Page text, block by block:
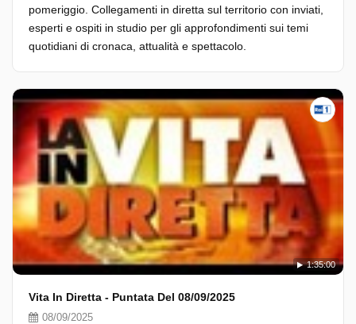
pomeriggio. Collegamenti in diretta sul territorio con inviati,
esperti e ospiti in studio per gli approfondimenti sui temi
quotidiani di cronaca, attualità e spettacolo.
1:35:00
Vita In Diretta - Puntata Del 08/09/2025
08/09/2025